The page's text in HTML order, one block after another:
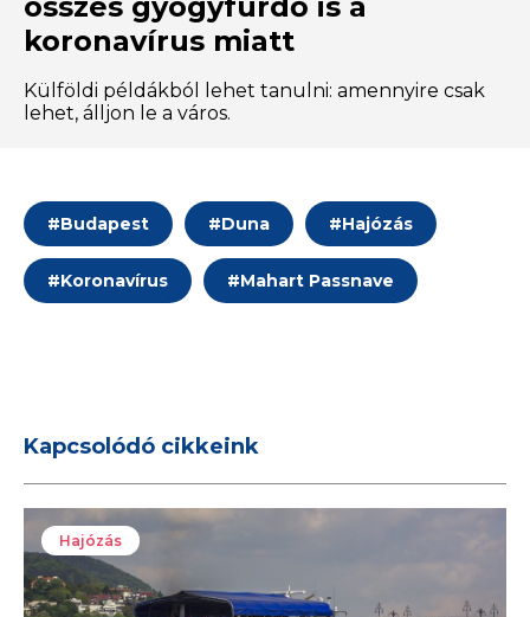
koronavírus miatt
Külföldi példákból lehet tanulni: amennyire csak
lehet, álljon le a város.
#Budapest #Duna #Hajózás
#Koronavírus #Mahart Passnave
Kapcsolódó cikkeink
Hajózás